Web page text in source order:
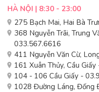
HÀ NỘI | 8:30 - 23:00
275 Bạch Mai, Hai Bà
368 Nguyễn Trãi, Trung
033.567.6616
411 Nguyễn Văn Cừ,
161 Xuân Thủy, Cầu
104 - 106 Cầu Giấy -
1028 Đường Láng, Đống